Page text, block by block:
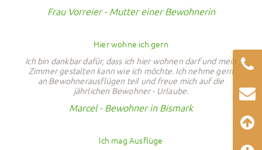
Frau Vorreier - Mutter einer Bewohnerin
Hier wohne ich gern
Ich bin dankbar dafür, dass ich hier wohnen darf und mein
Zimmer gestalten kann wie ich möchte. Ich nehme gern
an Bewohnerausflügen teil und freue mich auf die
jährlichen Bewohner - Urlaube.
Marcel - Bewohner in Bismark
Ich mag Ausflüge